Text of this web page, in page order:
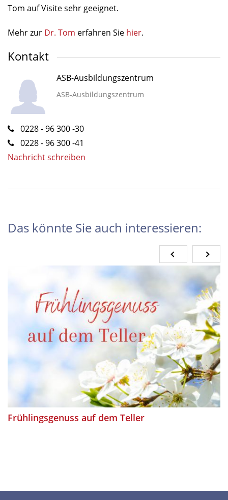
Tom auf Visite sehr geeignet.
Mehr zur Dr. Tom erfahren Sie hier.
Kontakt
ASB-Ausbildungszentrum
ASB-Ausbildungszentrum
0228 - 96 300 -30
0228 - 96 300 -41
Nachricht schreiben
Das könnte Sie auch interessieren:
Frühlingsgenuss auf dem Teller